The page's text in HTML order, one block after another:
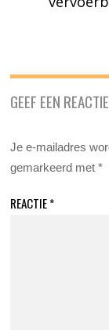
GEEF EEN REACTIE
Je e-mailadres
gemarkeerd met*
REACTIE*